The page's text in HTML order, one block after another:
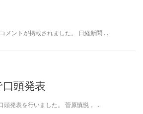
メントが掲載されました。 日経新聞 …
頭発表
頭発表を行いました。 菅原慎悦， …